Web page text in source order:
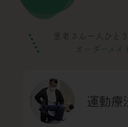
患者さん一人ひと
オーダーメイ
運動療